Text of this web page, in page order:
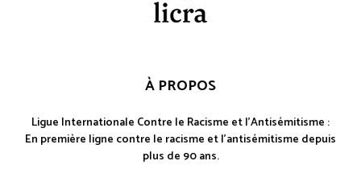
À PROPOS
Ligue Internationale Contre le Racisme et l'Antisémitisme :
En première ligne contre le racisme et l'antisémitisme depuis
plus de 90 ans.